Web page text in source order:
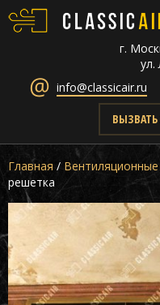
г.
ул.
info@classicair.ru
Главная /
решетка